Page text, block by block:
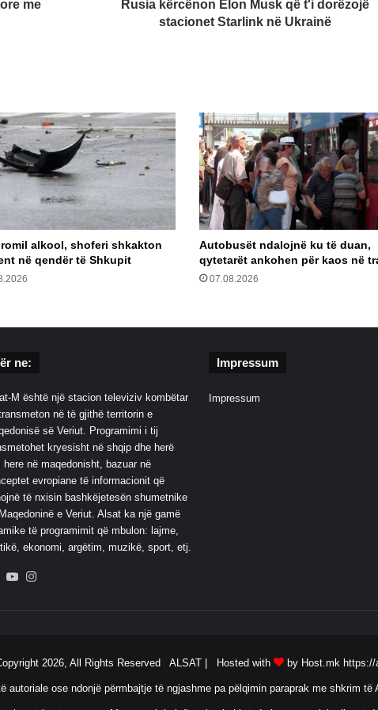
me
Rusia kërcënon Elon Musk që t'i dorëzojë
stacionet Starlink në Ukrainë
alkool, shoferi shkakton
në qendër të Shkupit
Autobusët ndalojnë ku të duan,
qytetarët ankohen për kaos në
07.08.2026
ne:
M është një stacion televiziv kombëtar
në të gjithë territorin e
së Veriut. Programimi i tij
kryesisht në shqip dhe herë
here në maqedonisht, bazuar në
evropiane të informacionit që
të nxisin bashkëjetesën shumetnike
e Veriut. Alsat ka një gamë
të programimit që mbulon: lajme,
ekonomi, argëtim, muzikë, sport, etj.
Facebook
YouTube
Impressum
Impressum
2026, All Rights Reserved ALSAT | Hosted with by Host.mk
autoriale ose ndonjë përmbajtje të ngjashme pa pëlqimin paraprak me shkrim